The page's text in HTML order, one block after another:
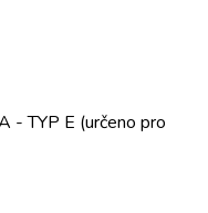
- TYP E (určeno pro